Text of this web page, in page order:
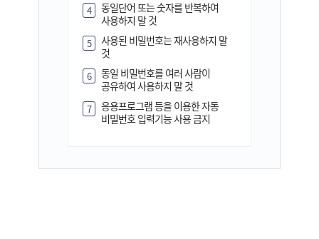
4
동일단어 또는 숫자를 반복하여
사용하지 말 것
5
사용된 비밀번호는 재사용하지 말
것
6
동일 비밀번호를 여러 사람이
공유하여 사용하지 말 것
7
응용프로그램 등을 이용한 자동
비밀번호 입력기능 사용 금지